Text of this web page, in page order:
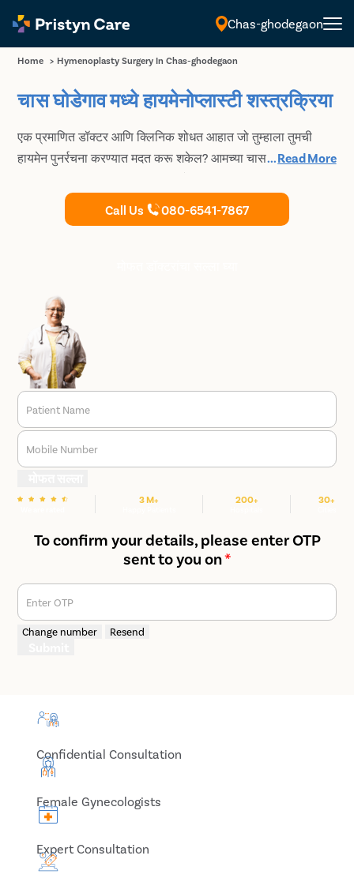
Chas-ghodegaon
Home > Hymenoplasty Surgery In Chas-ghodegaon
चास घोडेगाव मध्ये हायमेनोप्लास्टी शस्त्रक्रिया
एक प्रमाणित डॉक्टर आणि क्लिनिक शोधत आहात जो तुम्हाला तुमची
हायमेन पुनर्रचना करण्यात मदत करू शकेल? आमच्या चास घोडेगाव मधील
कोणत्याही जोखीम आणि गुंतागुंतीशिवाय सुरक्षित आणि प्रगत
हायमेनोप्लास्टी शस्त्रक्रिया करा.
...Read More
Call Us 080-6541-7867
Patient Name
Mobile Number
3 M+ 200+ 30+
To confirm your details, please enter OTP
sent to you on*
Enter OTP
Change number Resend
Confidential Consultation
Female Gynecologists
Expert Consultation